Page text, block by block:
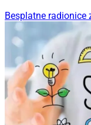
Besplatne radionice